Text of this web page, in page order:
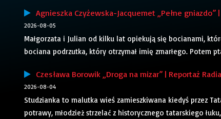
Agnieszka Czyżewska-Jacquemet „Pełne gniazdo”
2026-08-05
Małgorzata i Julian od kilku lat opiekują się bocianami,
bociana podrzutka, który otrzymał imię zmarłego. Potem
Czesława Borowik „Droga na mizar” | Reportaż
2026-08-04
Studzianka to malutka wieś zamieszkiwana kiedyś przez
potrawy, młodzież strzelać z historycznego tatarskiego